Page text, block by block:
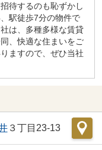
待するのも恥ずかし
駅徒歩7分の物件で
は、多種多様な賃貸
、快適な住まいをご
ますので、ぜひ当社
３丁目23-13